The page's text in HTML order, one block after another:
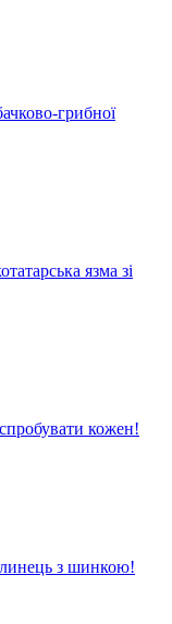
грибної
язма зі
кожен!
з шинкою!